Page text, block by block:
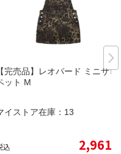
【完売品】レオパード ミニサロ
ット M
イストア在庫： 13
込 2,961